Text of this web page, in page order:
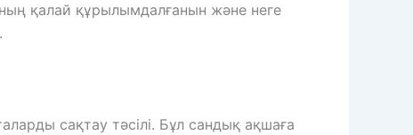
қалай құрылымдалғанын және неге
сақтау тәсілі. Бұл сандық ақшаға